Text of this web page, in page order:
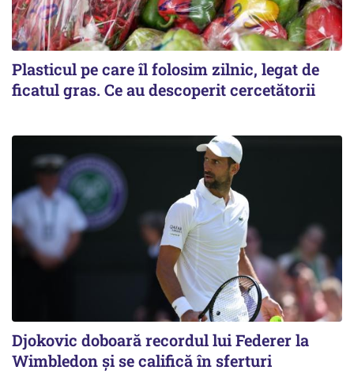
Plasticul pe care îl folosim zilnic, legat de
ficatul gras. Ce au descoperit cercetătorii
Djokovic doboară recordul lui Federer la
Wimbledon și se califică în sferturi